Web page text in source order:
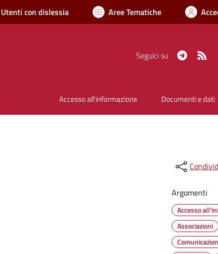
Utenti con dislessia Aree Tematiche
Seguici su Telegram
Accesso all'informazione Documenti e dati
Argomenti
Accesso
Associazioni